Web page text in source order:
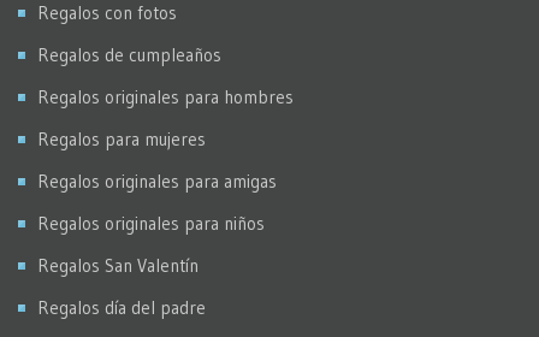
Regalos con fotos
Regalos de cumpleaños
Regalos originales para hombres
Regalos para mujeres
Regalos originales para amigas
Regalos originales para niños
Regalos San Valentín
Regalos día del padre